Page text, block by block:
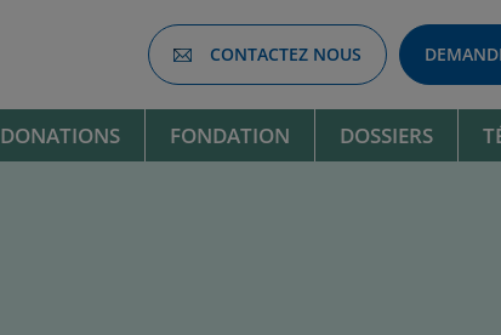
CONTACTEZ NOUS
DONATIONS FONDATION DOSSIERS